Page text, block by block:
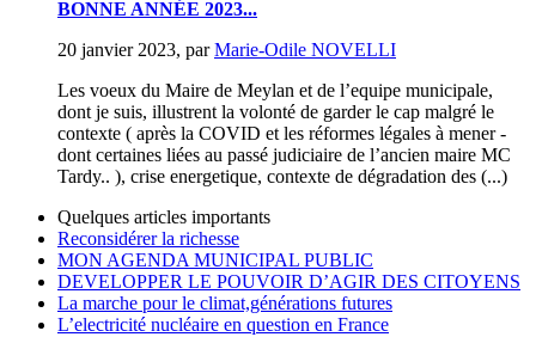
BONNE ANNÉE 2023...
20 janvier 2023, parMarie-Odile NOVELLI
Les voeux du Maire de Meylan et de l’equipe municipale,
dont je suis, illustrent la volonté de garder le cap malgré le
contexte ( après la COVID et les réformes légales à mener -
dont certaines liées au passé judiciaire de l’ancien maire MC
Tardy.. ), crise energetique, contexte de dégradation des (...)
Quelques articles importants
Reconsidérer la richesse
MON AGENDA MUNICIPAL PUBLIC
DEVELOPPER LE POUVOIR D’AGIR DES CITOYENS
La marche pour le climat,générations futures
L’electricité nucléaire en question en France